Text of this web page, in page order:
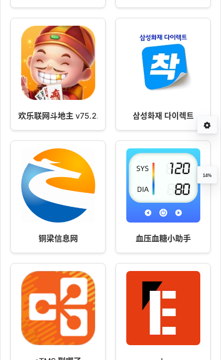
欢乐联网斗地主 v75.2.5.1 삼성화재 다이렉트
铜梁信息网 血压血糖小助手
14%